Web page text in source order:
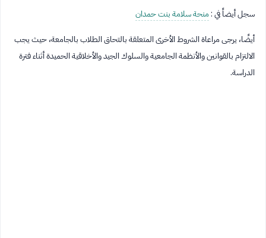
سجل أيضاً في :منحة سلامة بنت حمدان
أيضًا، يرجى مراعاة الشروط الأخرى المتعلقة بالتحاق الطلاب بالجامعة، حيث يجب
الالتزام بالقوانين والأنظمة الجامعية والسلوك الجيد والأخلاقية الحميدة أثناء فترة
الدراسة.